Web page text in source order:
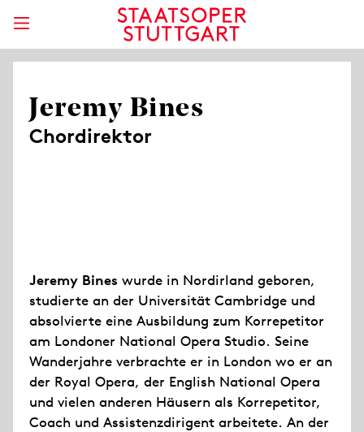
Jeremy Bines
Chordirektor
Jeremy Bines wurde in Nordirland geboren,
studierte an der Universität Cambridge und
absolvierte eine Ausbildung zum Korrepetitor
am Londoner National Opera Studio. Seine
Wanderjahre verbrachte er in London wo er an
der Royal Opera, der English National Opera
und vielen anderen Häusern als Korrepetitor,
Coach und Assistenzdirigent arbeitete. An der